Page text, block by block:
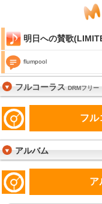
明日への賛歌
flumpool
フルコーラスDRMフリー
フル
アルバム
ア